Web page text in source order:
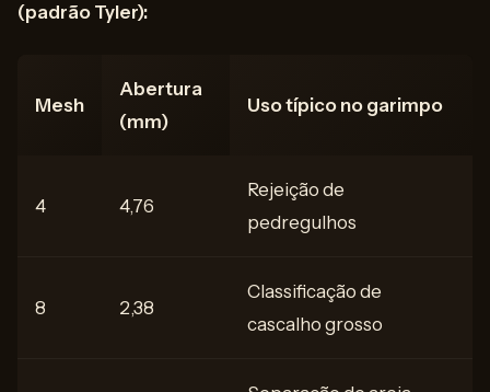
(padrão Tyler):
Mesh
Abertura
(mm)
Uso típico no garimpo
4 4,76
Rejeição de
pedregulhos
8 2,38
Classificação de
cascalho grosso